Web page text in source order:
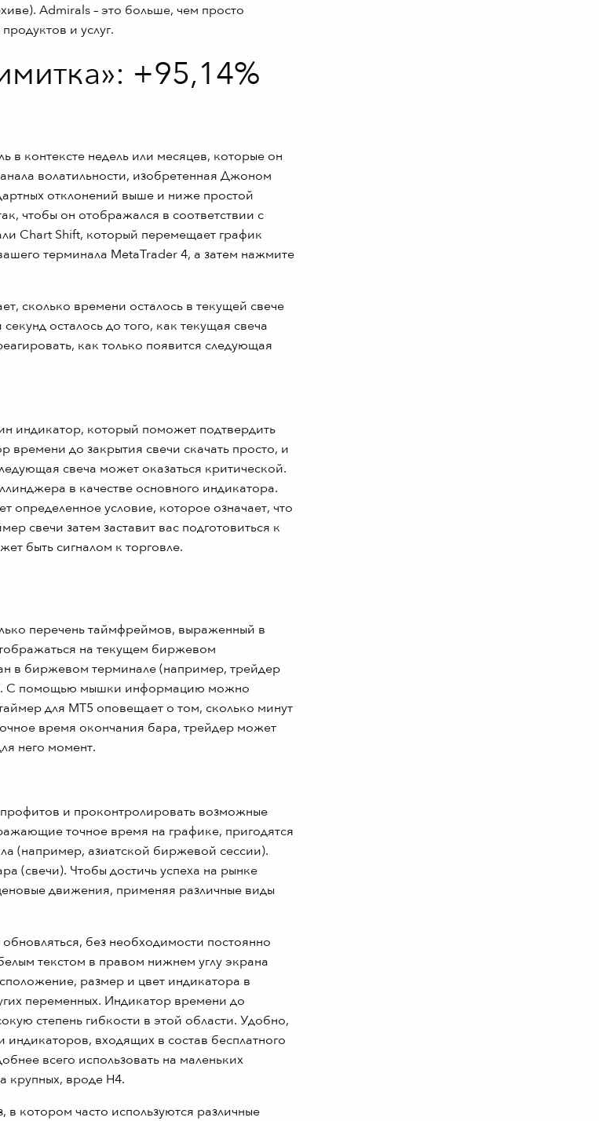
Admirals – это больше, чем просто
и услуг.
+95,14%
в контексте недель или месяцев, которые он
волатильности, изобретенная Джоном
отклонений выше и ниже простой
чтобы он отображался в соответствии с
Chart Shift, который перемещает график
терминала MetaTrader 4, а затем нажмите
сколько времени осталось в текущей свече
осталось до того, как текущая свеча
как только появится следующая
индикатор, который поможет подтвердить
времени до закрытия свечи скачать просто, и
свеча может оказаться критической.
в качестве основного индикатора.
определенное условие, которое означает, что
свечи затем заставит вас подготовиться к
быть сигналом к торговле.
перечень таймфреймов, выраженный в
на текущем биржевом
в биржевом терминале (например, трейдер
С помощью мышки информацию можно
для МТ5 оповещает о том, сколько минут
время окончания бара, трейдер может
него момент.
и проконтролировать возможные
точное время на графике, пригодятся
(например, азиатской биржевой сессии).
(свечи). Чтобы достичь успеха на рынке
движения, применяя различные виды
без необходимости постоянно
текстом в правом нижнем углу экрана
размер и цвет индикатора в
переменных. Индикатор времени до
степень гибкости в этой области. Удобно,
индикаторов, входящих в состав бесплатного
всего использовать на маленьких
крупных, вроде Н4.
котором часто используются различные